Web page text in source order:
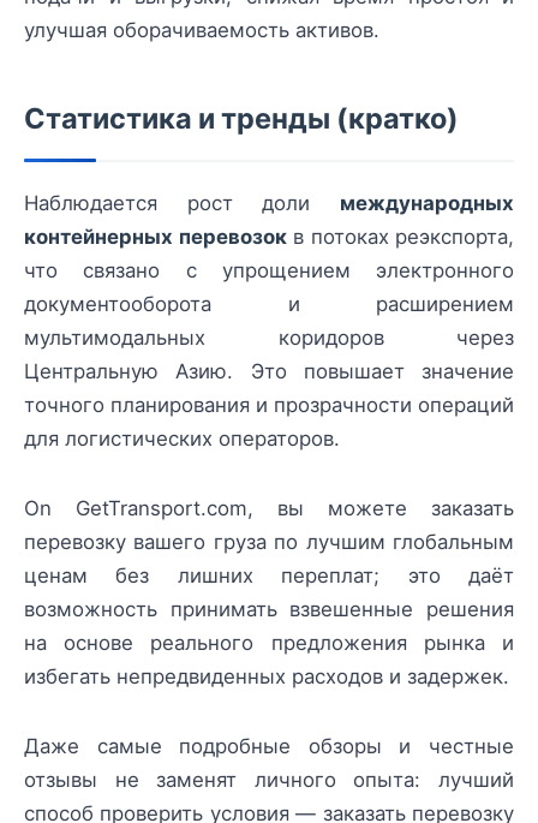
улучшая оборачиваемость активов.
Статистика и тренды (кратко)
Наблюдается рост доли международных
контейнерных перевозокв потоках реэкспорта,
что связано с упрощением электронного
документооборота и расширением
мультимодальных коридоров через
Центральную Азию. Это повышает значение
точного планирования и прозрачности операций
для логистических операторов.
On GetTransport.com, вы можете заказать
перевозку вашего груза по лучшим глобальным
ценам без лишних переплат; это даёт
возможность принимать взвешенные решения
на основе реального предложения рынка и
избегать непредвиденных расходов и задержек.
Даже самые подробные обзоры и честные
отзывы не заменят личного опыта: лучший
способ проверить условия — заказать перевозку